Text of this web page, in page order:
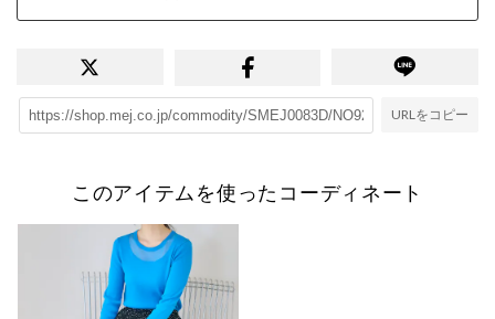
URLをコピー
このアイテムを使ったコーディネート